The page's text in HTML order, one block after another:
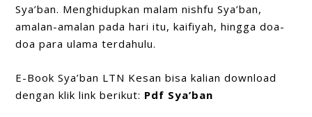
Sya’ban. Menghidupkan malam nishfu Sya’ban,
amalan-amalan pada hari itu, kaifiyah, hingga doa-
doa para ulama terdahulu.
E-Book Sya’ban LTN Kesan bisa kalian download
dengan klik link berikut: Pdf Sya’ban